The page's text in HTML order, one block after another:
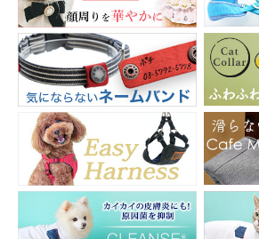
レッド
ネイビー